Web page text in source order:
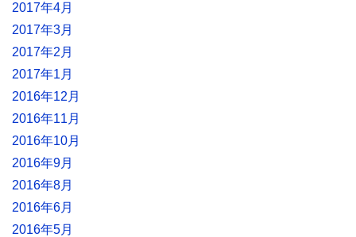
2017年4月
2017年3月
2017年2月
2017年1月
2016年12月
2016年11月
2016年10月
2016年9月
2016年8月
2016年6月
2016年5月